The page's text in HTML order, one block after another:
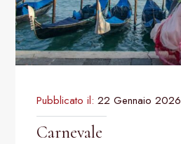
Pubblicato il: 22 Gennaio 2026
Carnevale